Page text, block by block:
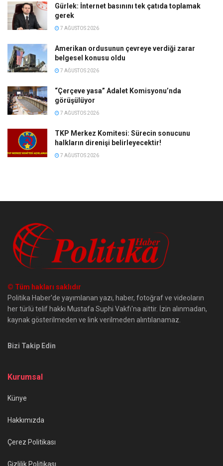
Gürlek: İnternet basınını tek çatıda toplamak
gerek
7 AĞUSTOS 2026
Amerikan ordusunun çevreye verdiği zarar
belgesel konusu oldu
7 AĞUSTOS 2026
“Çerçeve yasa” Adalet Komisyonu’nda
görüşülüyor
7 AĞUSTOS 2026
TKP Merkez Komitesi: Sürecin sonucunu
halkların direnişi belirleyecektir!
7 AĞUSTOS 2026
© Tüm hakları saklıdır
Politika Haber'de yayımlanan yazı, haber, fotoğraf ve videoların
her türlü telif hakkı Mustafa Suphi Vakfı'na aittir. İzin alınmadan,
kaynak gösterilmeden ve link verilmeden alıntılanamaz.
Bizi Takip Edin
Kurumsal
Künye
Hakkımızda
Çerez Politikası
Gizlilik Politikası